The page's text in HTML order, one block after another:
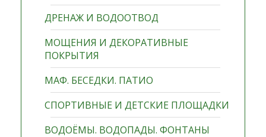
ДРЕНАЖ И ВОДООТВОД
МОЩЕНИЯ И ДЕКОРАТИВНЫЕ
ПОКРЫТИЯ
МАФ. БЕСЕДКИ. ПАТИО
СПОРТИВНЫЕ И ДЕТСКИЕ ПЛОЩАДКИ
ВОДОЁМЫ. ВОДОПАДЫ. ФОНТАНЫ